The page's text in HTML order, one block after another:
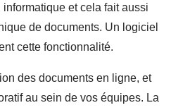
et cela fait aussi
de documents. Un logiciel
cette fonctionnalité.
des documents en ligne, et
au sein de vos équipes. La